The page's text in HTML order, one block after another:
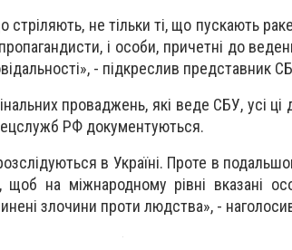
стріляють, не тільки ті, що пускають
і особи, причетні до
- підкреслив представник
проваджень, які веде СБУ, усі ці
РФ документуються.
в Україні. Проте в
щоб на міжнародному рівні вказані
злочини проти людства», -